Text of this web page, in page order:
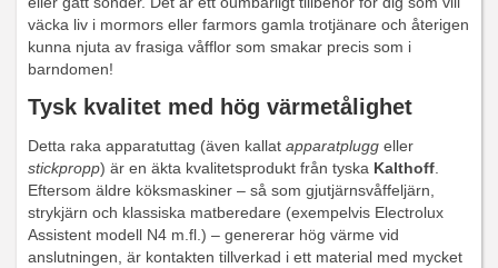
väcka liv i mormors eller farmors gamla trotjänare och återigen
kunna njuta av frasiga våfflor som smakar precis som i
barndomen!
Tysk kvalitet med hög värmetålighet
Detta raka apparatuttag (även kallat apparatplugg eller
stickpropp) är en äkta kvalitetsprodukt från tyska Kalthoff.
Eftersom äldre köksmaskiner – så som gjutjärnsvåffeljärn,
strykjärn och klassiska matberedare (exempelvis Electrolux
Assistent modell N4 m.fl.) – genererar hög värme vid
anslutningen, är kontakten tillverkad i ett material med mycket